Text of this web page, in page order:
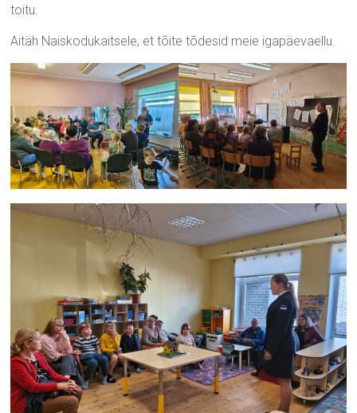
toitu.
Aitäh Naiskodukaitsele, et tõite tõdesid meie igapäevaellu.